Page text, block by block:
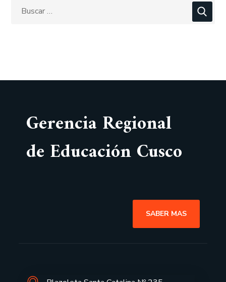
Gerencia Regional
de Educación Cusco
SABER MAS